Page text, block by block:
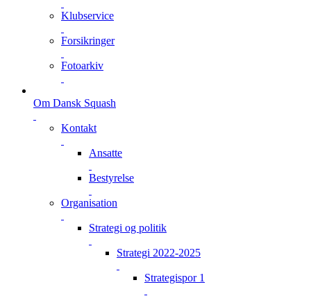
Klubservice
Forsikringer
Fotoarkiv
Om Dansk Squash
Kontakt
Ansatte
Bestyrelse
Organisation
Strategi og politik
Strategi 2022-2025
Strategispor 1